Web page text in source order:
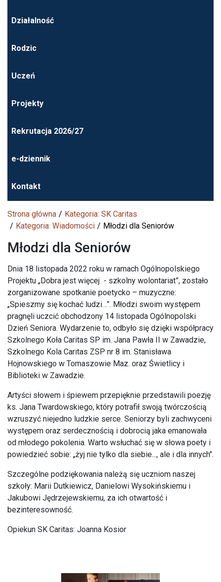
Działalność
Rodzic
Uczeń
Projekty
Rekrutacja 2026/27
e-dziennik
Kontakt
Strona główna
Kategoria: SK Caritas
Kategoria: Wiadomości
Młodzi dla Seniorów
Młodzi dla Seniorów
Dnia 18 listopada 2022 roku w ramach Ogólnopolskiego
Projektu „Dobra jest więcej - szkolny wolontariat”, zostało
zorganizowane spotkanie poetycko – muzyczne:
„Spieszmy się kochać ludzi…”. Młodzi swoim występem
pragnęli uczcić obchodzony 14 listopada Ogólnopolski
Dzień Seniora. Wydarzenie to, odbyło się dzięki współpracy
Szkolnego Koła Caritas SP im. Jana Pawła II w Zawadzie,
Szkolnego Kola Caritas ZSP nr 8 im. Stanisława
Hojnowskiego w Tomaszowie Maz. oraz Świetlicy i
Biblioteki w Zawadzie.
Artyści słowem i śpiewem przepięknie przedstawili poezję
ks. Jana Twardowskiego, który potrafił swoją twórczością
wzruszyć niejedno ludzkie serce. Seniorzy byli zachwyceni
występem oraz serdecznością i dobrocią jaka emanowała
od młodego pokolenia. Warto wsłuchać się w słowa poety i
powiedzieć sobie: „żyj nie tylko dla siebie..., ale i dla innych".
Szczególne podziękowania należą się uczniom naszej
szkoły: Marii Dutkiewicz, Danielowi Wysokińskiemu i
Jakubowi Jędrzejewskiemu, za ich otwartość i
bezinteresowność.
Opiekun SK Caritas: Joanna Kosior